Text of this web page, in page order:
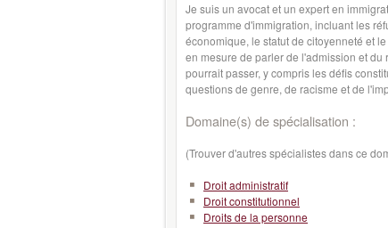
Je suis un avocat et un expert en
programme d'immigration, incluant les
économique, le statut de citoyenneté et
en mesure de parler de l'admission et
pourrait passer, y compris les défis
questions de genre, de racisme et de
Domaine(s) de spécialisation :
(Trouver d'autres spécialistes dans ce
Droit administratif
Droit constitutionnel
Droits de la personne